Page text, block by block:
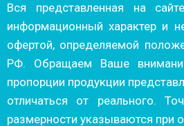
Вся представленная на
информационный характер и
офертой, определяемой
РФ. Обращаем Ваше
пропорции продукции
отличаться от реального.
размерности указываются при